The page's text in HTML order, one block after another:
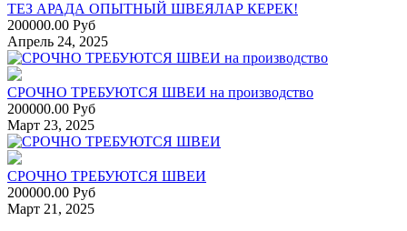
ТЕЗ АРАДА ОПЫТНЫЙ ШВЕЯЛАР КЕРЕК!
200000.00 Руб
Апрель 24, 2025
СРОЧНО ТРЕБУЮТСЯ ШВЕИ на производство
200000.00 Руб
Март 23, 2025
СРОЧНО ТРЕБУЮТСЯ ШВЕИ
200000.00 Руб
Март 21, 2025